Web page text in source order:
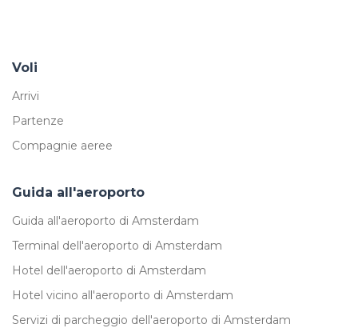
Voli
Arrivi
Partenze
Compagnie aeree
Guida all'aeroporto
Guida all'aeroporto di Amsterdam
Terminal dell'aeroporto di Amsterdam
Hotel dell'aeroporto di Amsterdam
Hotel vicino all'aeroporto di Amsterdam
Servizi di parcheggio dell'aeroporto di Amsterdam